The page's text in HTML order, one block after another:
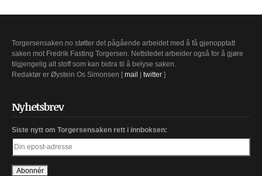
Torgersensaken.no støtter det pågående arbeidet med å få gjenopptatt
saken mot Fredrik Fasting Torgersen. Nettstedet arbeider også for å gjøre
tilgjengelig alt stoff som kan bidra til å belyse saken.
Redaktør er Øystein Os Simonsen [ mail twitter ]
Nyhetsbrev
Siste nytt om Torgersensaken rett i innboksen: